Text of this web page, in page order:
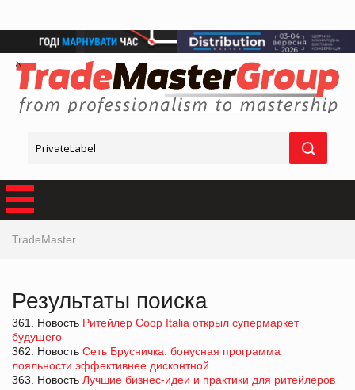
TradeMaster
Результаты поиска
361. Новость Ритейлер Coop Italia открыл супермаркет
будущего
362. Новость Сеть Брусничка: бонусная программа
лояльности эффективнее дисконтной
363. Новость Лучшие бизнес-идеи и практики для ритейлеров